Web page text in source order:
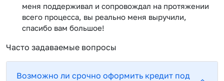
меня поддерживал и сопровождал на протяжении
всего процесса, вы реально меня выручили,
спасибо вам большое!
Часто задаваемые вопросы
Возможно ли срочно оформить кредит под